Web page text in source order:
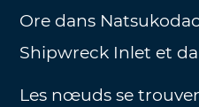
Ore dans
Shipwreck Inlet et
Les nœuds se